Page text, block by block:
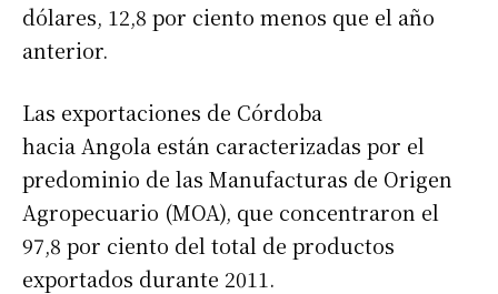
dólares, 12,8 por ciento menos que el año
anterior.
Las exportaciones de Córdoba
hacia Angola están caracterizadas por el
predominio de las Manufacturas de Origen
Agropecuario (MOA), que concentraron el
97,8 por ciento del total de productos
exportados durante 2011.